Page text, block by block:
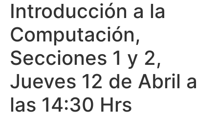
Introducción a la
Computación,
Secciones 1 y 2,
Jueves 12 de Abril a
las 14:30 Hrs